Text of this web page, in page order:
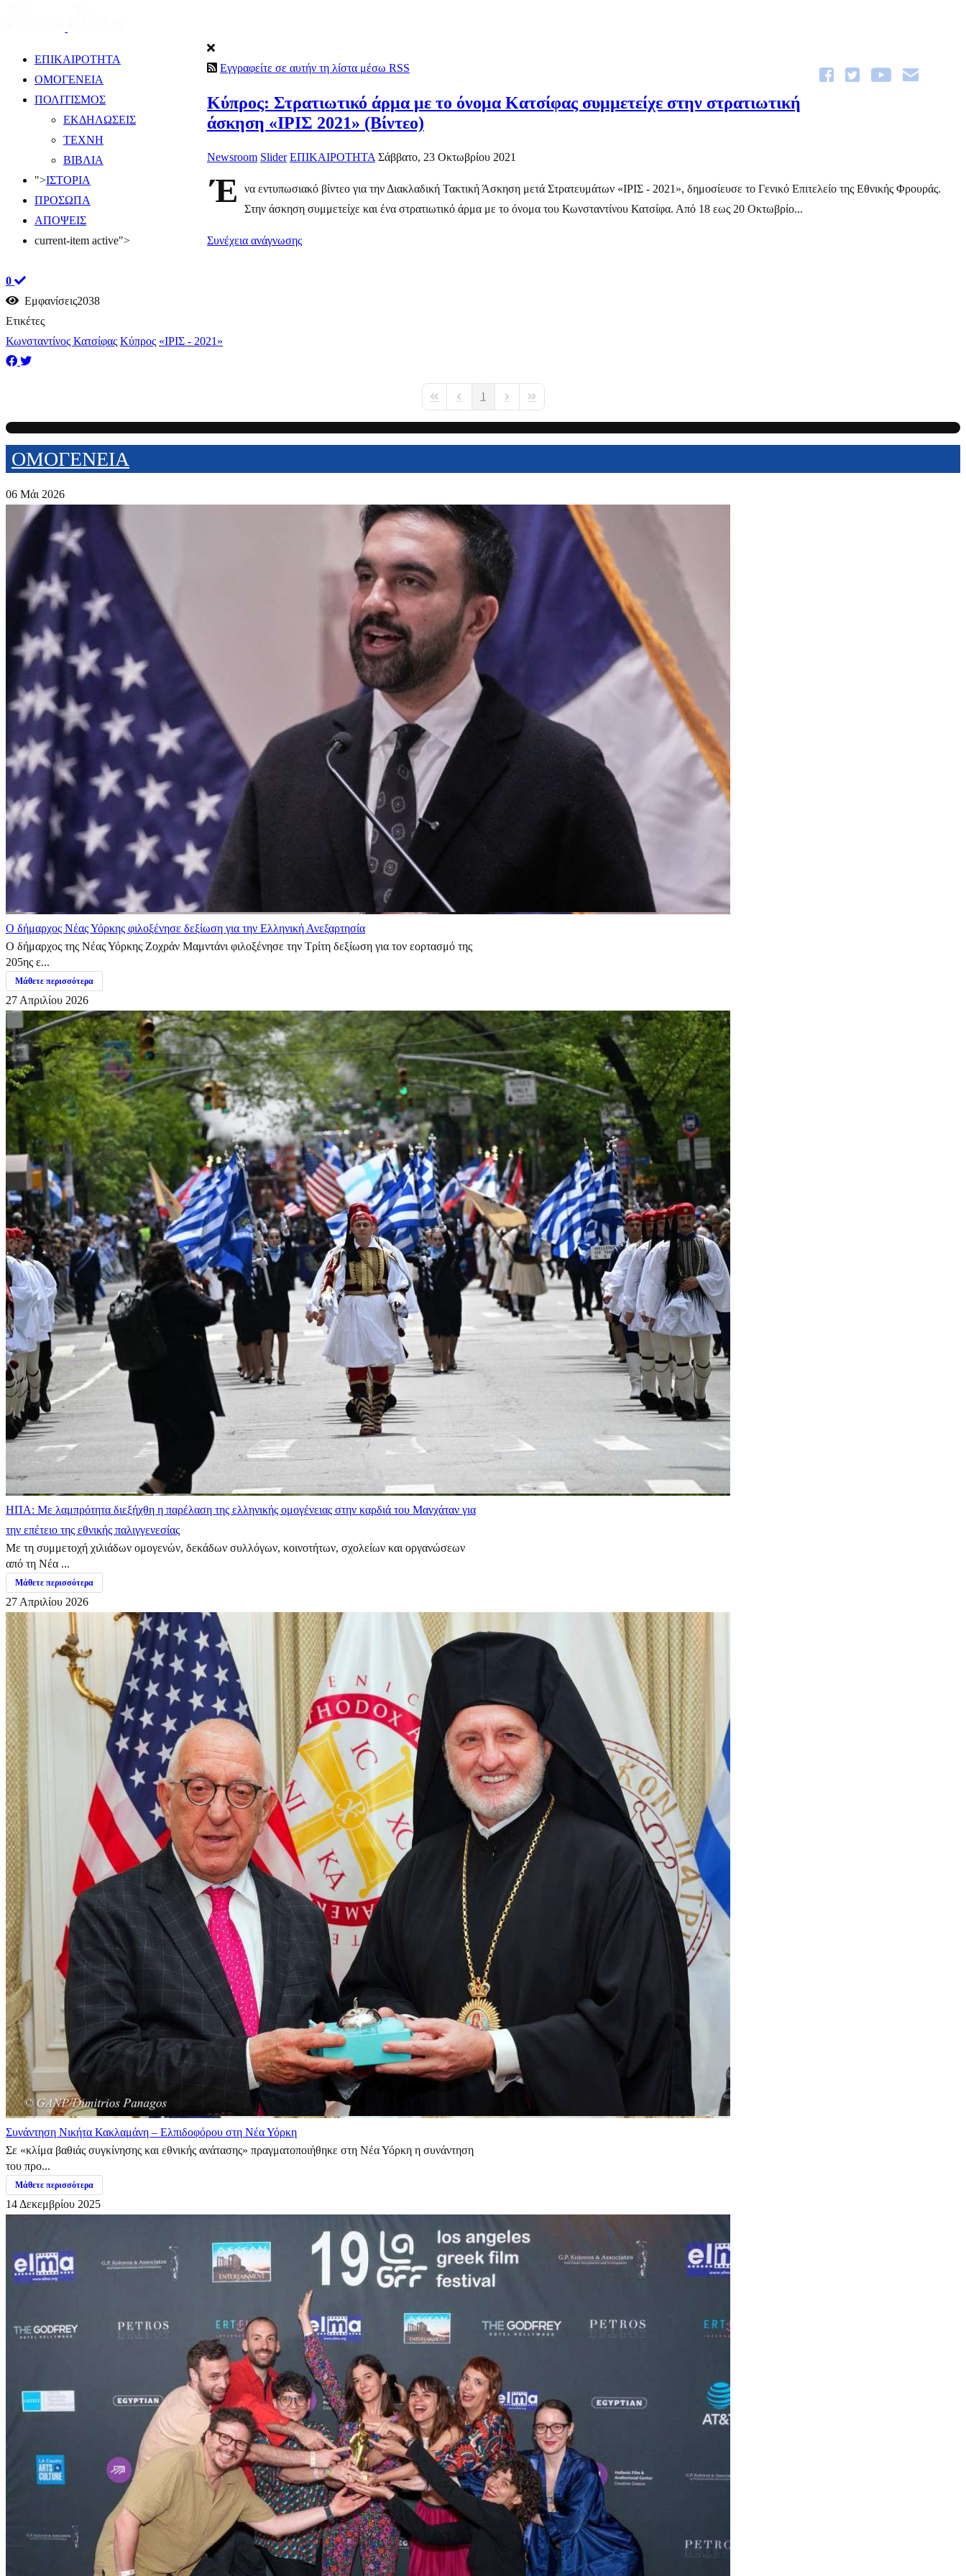
ΕΠΙΚΑΙΡΟΤΗΤΑ
ΟΜΟΓΕΝΕΙΑ
ΠΟΛΙΤΙΣΜΟΣ
ΕΚΔΗΛΩΣΕΙΣ
ΤΕΧΝΗ
ΒΙΒΛΙΑ
">ΙΣΤΟΡΙΑ
ΠΡΟΣΩΠΑ
ΑΠΟΨΕΙΣ
current-item active">
Εγγραφείτε σε αυτήν τη λίστα μέσω RSS
Κύπρος: Στρατιωτικό άρμα με το όνομα Κατσίφας συμμετείχε στην στρατιωτική
άσκηση «ΙΡΙΣ 2021» (Βίντεο)
Newsroom Slider ΕΠΙΚΑΙΡΟΤΗΤΑ Σάββατο, 23 Οκτωβρίου 2021
Έ
να εντυπωσιακό βίντεο για την Διακλαδική Τακτική Άσκηση μετά Στρατευμάτων «ΙΡΙΣ - 2021», δημοσίευσε το Γενικό Επιτελείο της Εθνικής Φρουράς.
Στην άσκηση συμμετείχε και ένα στρατιωτικό άρμα με το όνομα του Κωνσταντίνου Κατσίφα. Από 18 εως 20 Οκτωβρίο...
Συνέχεια ανάγνωσης
0
Εμφανίσεις2038
Ετικέτες
Κωνσταντίνος Κατσίφας Κύπρος «ΙΡΙΣ - 2021»
First PagePrevious Page
1
Next PageLast Page
ΟΜΟΓΕΝΕΙΑ
06 Μάι 2026
Ο δήμαρχος Νέας Υόρκης φιλοξένησε δεξίωση για την Ελληνική Ανεξαρτησία
Ο δήμαρχος της Νέας Υόρκης Ζοχράν Μαμντάνι φιλοξένησε την Τρίτη δεξίωση για τον εορτασμό της
205ης ε...
Μάθετε περισσότερα
27 Απριλίου 2026
ΗΠΑ: Με λαμπρότητα διεξήχθη η παρέλαση της ελληνικής ομογένειας στην καρδιά του Μανχάταν για
την επέτειο της εθνικής παλιγγενεσίας
Με τη συμμετοχή χιλιάδων ομογενών, δεκάδων συλλόγων, κοινοτήτων, σχολείων και οργανώσεων
από τη Νέα ...
Μάθετε περισσότερα
27 Απριλίου 2026
Συνάντηση Νικήτα Κακλαμάνη – Ελπιδοφόρου στη Νέα Υόρκη
Σε «κλίμα βαθιάς συγκίνησης και εθνικής ανάτασης» πραγματοποιήθηκε στη Νέα Υόρκη η συνάντηση
του προ...
Μάθετε περισσότερα
14 Δεκεμβρίου 2025